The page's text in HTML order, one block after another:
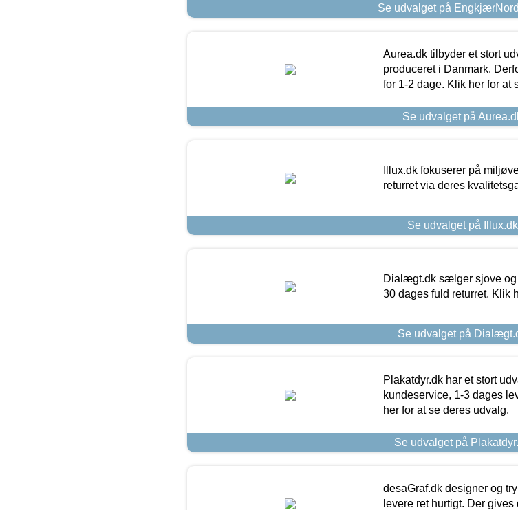
Se udvalget på
Aurea.dk tilbyder et stort
produceret i Danmark.
for 1-2 dage. Klik her for at
Se udvalget på
Illux.dk fokuserer på
returret via deres
Se udvalget på Illux.dk
Dialægt.dk sælger sjove og
30 dages fuld returret. Klik
Se udvalget på
Plakatdyr.dk har et stort
kundeservice, 1-3 dages
her for at se deres udvalg.
Se udvalget på
desaGraf.dk designer og
levere ret hurtigt. Der